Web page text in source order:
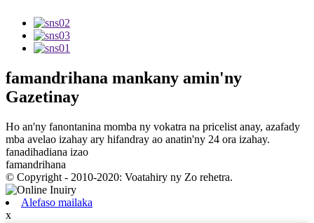
famandrihana mankany amin'ny
Gazetinay
Ho an'ny fanontanina momba ny vokatra na pricelist anay, azafady
mba avelao izahay ary hifandray ao anatin'ny 24 ora izahay.
fanadihadiana izao
famandrihana
© Copyright - 2010-2020: Voatahiry ny Zo rehetra.
Alefaso mailaka
x